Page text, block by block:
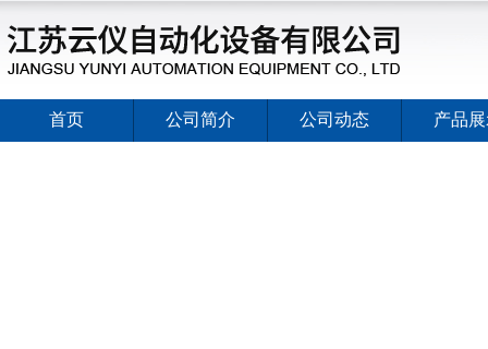
首页 公司简介 公司动态 产品